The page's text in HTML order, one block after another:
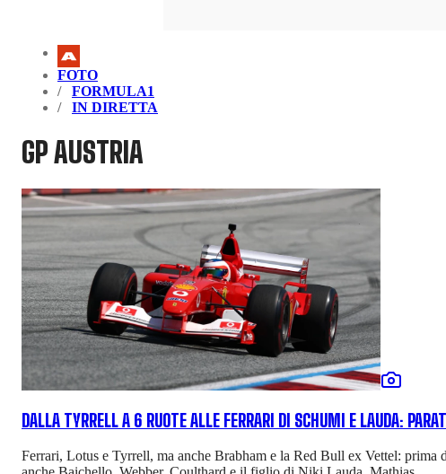
FOTO
FORMULA1
IN DIRETTA
GP AUSTRIA
DALLA TYRRELL A 6 RUOTE ALLE FERRARI DI SCHUMI E LAUDA:
Ferrari, Lotus e Tyrrell, ma anche Brabham e la Red Bull ex Vettel: